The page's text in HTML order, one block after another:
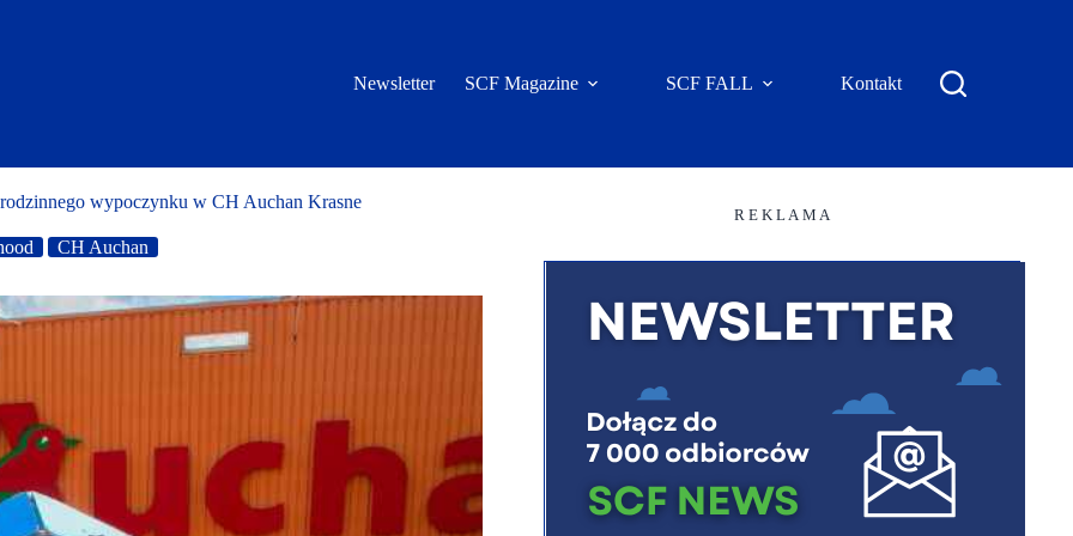
Newsletter SCF Magazine SCF FALL Kontakt
wypoczynku w CH Auchan Krasne
CH Auchan
R E K L A M A